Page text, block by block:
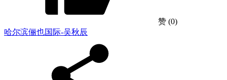
赞 (0)
哈尔滨俪也国际-吴秋辰